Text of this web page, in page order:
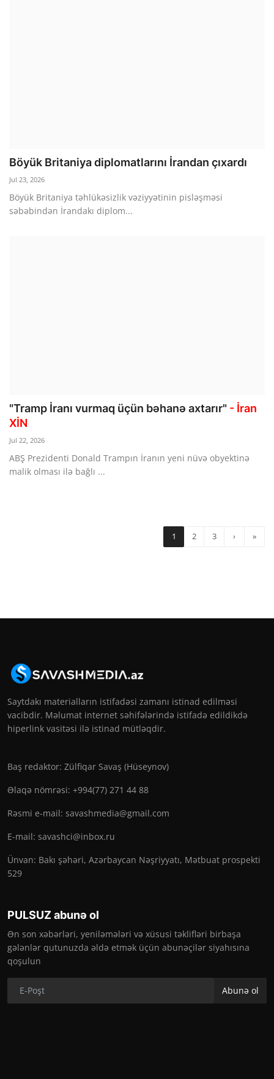
Böyük Britaniya diplomatlarını İrandan çıxardı
Jul 23, 2026
Böyük Britaniya təhlükəsizlik vəziyyətinin pisləşməsi
səbəbindən İrandakı diplom...
"Tramp İranı vurmaq üçün bəhanə axtarır" - İran
XİN
Jul 22, 2026
ABŞ Prezidenti Donald Trampın İranın yeni nüvə obyektinə
malik olması ilə bağlı ...
1 2 3 › »
Saytdakı materialların istifadəsi zamanı istinad edilməsi
vacibdir. Məlumat internet səhifələrində istifadə edildikdə
hiperlink vasitəsi ilə istinad mütləqdir.
Baş redaktor: Zülfiqar Savaş (Hüseynov)
Əlaqə nömrəsi: +994(77) 271 44 88
Rəsmi e-mail: savashmedia@gmail.com
E-mail: savashci@inbox.ru
Ünvan: Bakı şəhəri, Azərbaycan Nəşriyyatı, Mətbuat prospekti
529
PULSUZ abunə ol
Ən son xəbərləri, yeniləmələri və xüsusi təklifləri birbaşa
gələnlər qutunuzda əldə etmək üçün abunəçilər siyahısına
qoşulun
Abunə ol